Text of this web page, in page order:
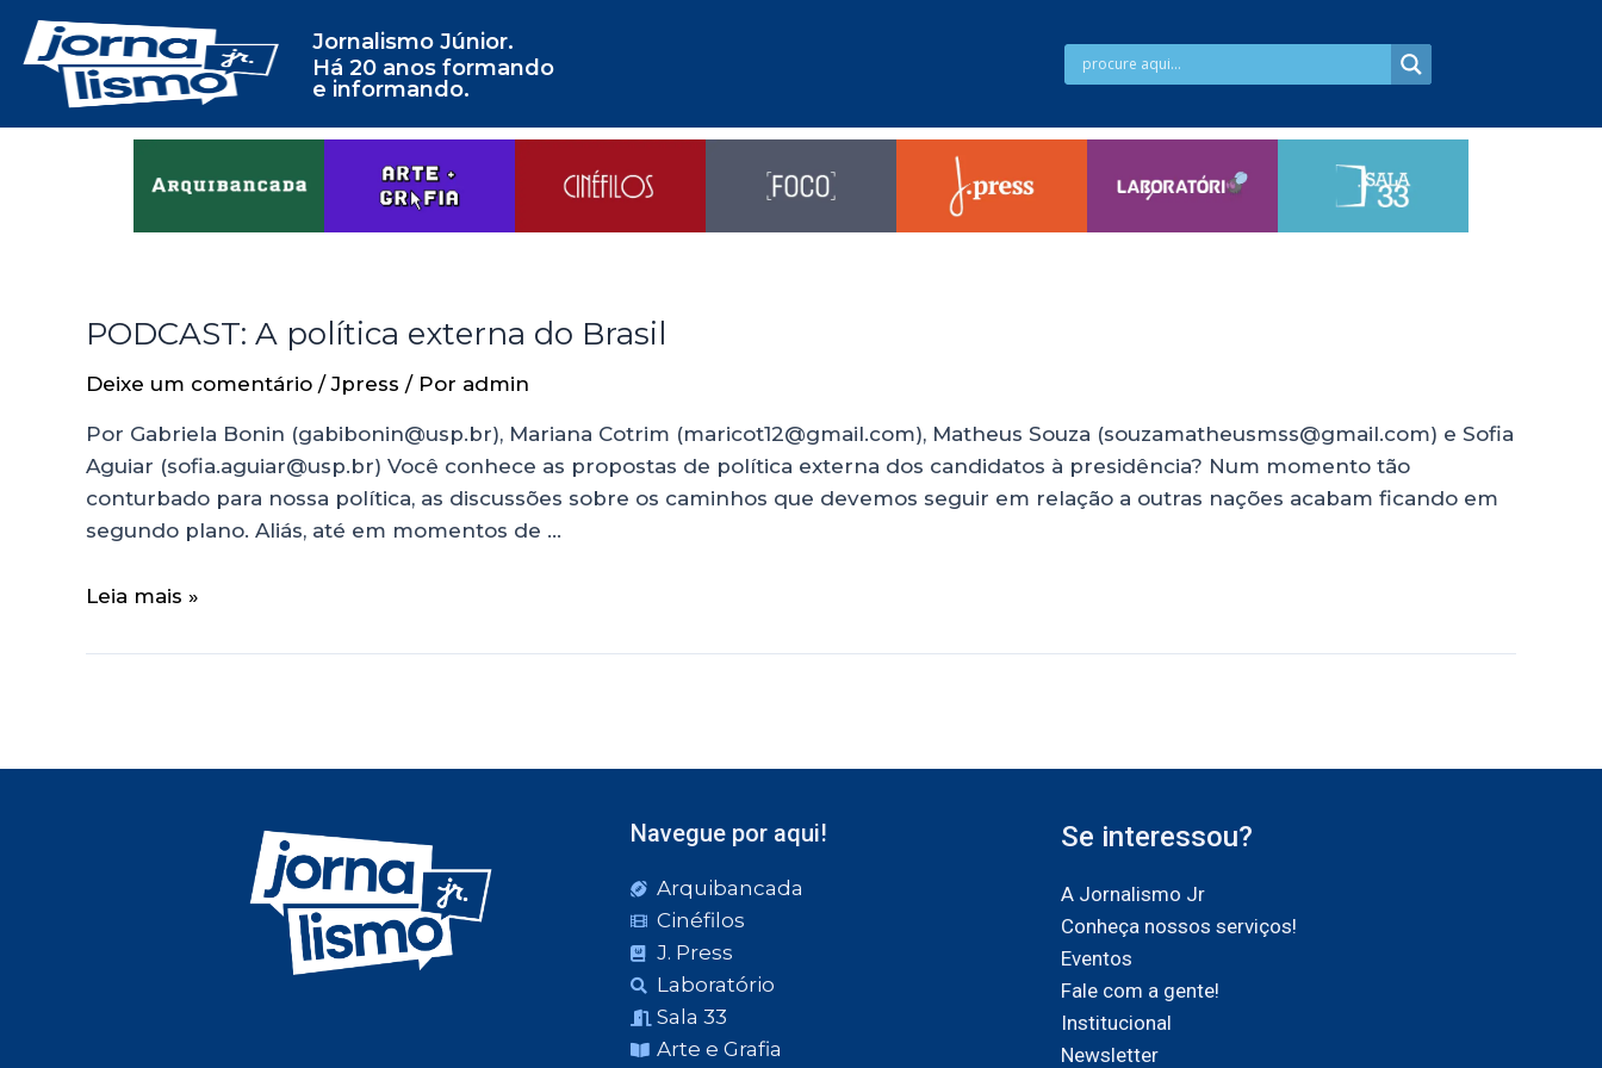
Jornalismo Júnior.
Há 20 anos formando
e informando.
PODCAST: A política externa do Brasil
Deixe um comentário /Jpress / Por admin
Por Gabriela Bonin (gabibonin@usp.br), Mariana Cotrim (maricot12@gmail.com), Matheus Souza (souzamatheusmss@gmail.com) e Sofia
Aguiar (sofia.aguiar@usp.br) Você conhece as propostas de política externa dos candidatos à presidência? Num momento tão
conturbado para nossa política, as discussões sobre os caminhos que devemos seguir em relação a outras nações acabam ficando em
segundo plano. Aliás, até em momentos de …
Leia mais »
Navegue por aqui!
Arquibancada
Cinéfilos
J. Press
Laboratório
Sala 33
Arte e Grafia
Se interessou?
A Jornalismo Jr
Conheça nossos serviços!
Eventos
Fale com a gente!
Institucional
Newsletter